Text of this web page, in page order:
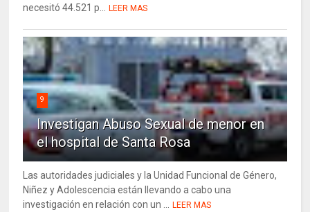
necesitó 44.521 p... LEER MAS
9
Investigan Abuso Sexual de menor en
el hospital de Santa Rosa
Las autoridades judiciales y la Unidad Funcional de Género,
Niñez y Adolescencia están llevando a cabo una
investigación en relación con un ... LEER MAS